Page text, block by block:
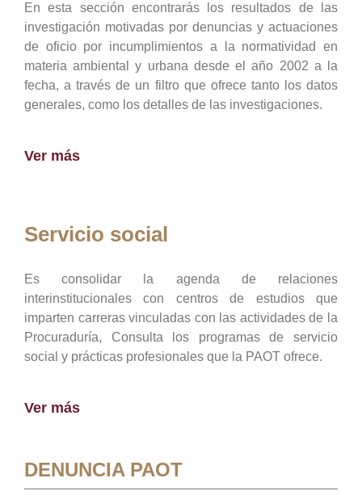
En esta sección encontrarás los resultados de las
investigación motivadas por denuncias y actuaciones
de oficio por incumplimientos a la normatividad en
materia ambiental y urbana desde el año 2002 a la
fecha, a través de un filtro que ofrece tanto los datos
generales, como los detalles de las investigaciones.
Ver más
Servicio social
Es consolidar la agenda de relaciones
interinstitucionales con centros de estudios que
imparten carreras vinculadas con las actividades de la
Procuraduría, Consulta los programas de servicio
social y prácticas profesionales que la PAOT ofrece.
Ver más
DENUNCIA PAOT